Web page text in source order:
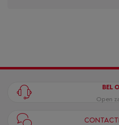
BEL
Open